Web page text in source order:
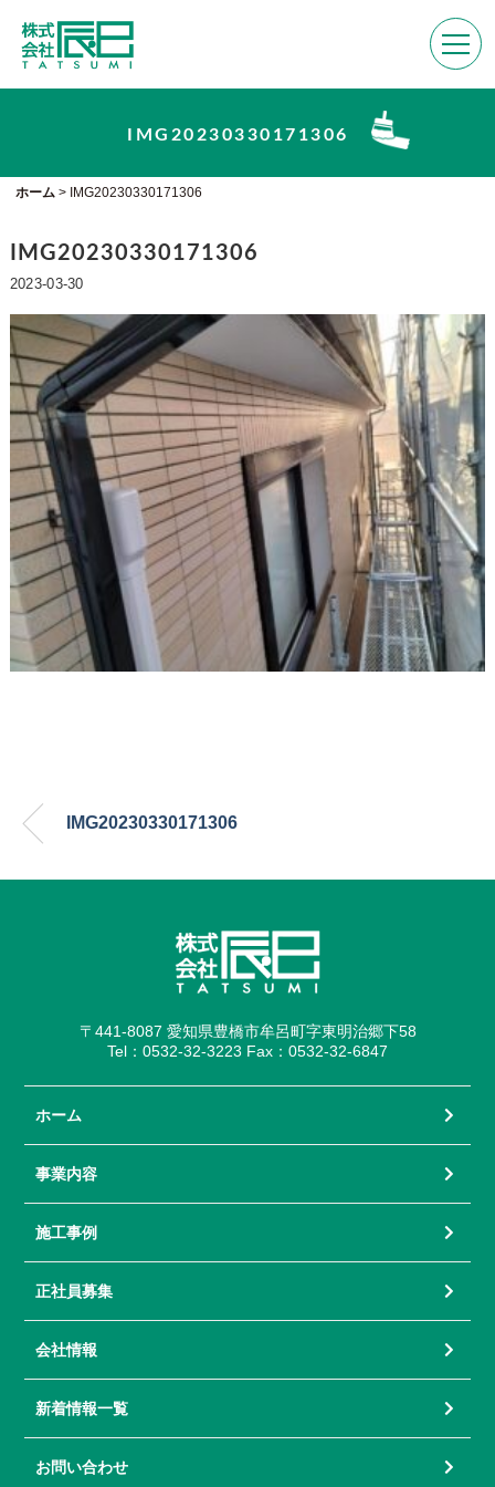
IMG20230330171306
ホーム> IMG20230330171306
IMG20230330171306
2023-03-30
IMG20230330171306
〒441-8087 愛知県豊橋市牟呂町字東明治郷下58
Tel：0532-32-3223 Fax：0532-32-6847
ホーム
事業内容
施工事例
正社員募集
会社情報
新着情報一覧
お問い合わせ